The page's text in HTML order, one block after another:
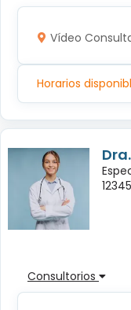
Vídeo
Horarios
Consultorios